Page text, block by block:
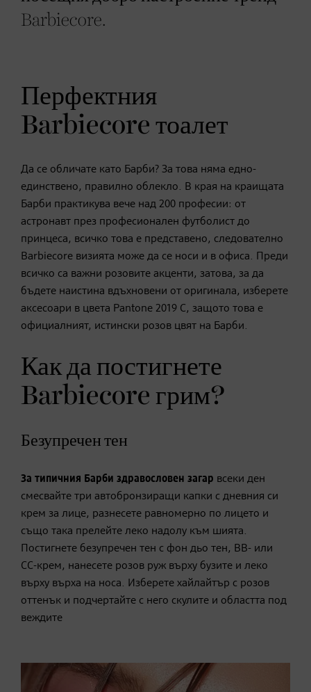
Barbiecore.
Перфектния
Barbiecore тоалет
Да се обличате като Барби? За това няма едно-
единствено, правилно облекло. В края на краищата
Барби практикува вече над 200 професии: от
астронавт през професионален футболист до
принцеса, всичко това е представено, следователно
Barbiecore визията може да се носи и в офиса. Преди
всичко са важни розовите акценти, затова, за да
бъдете наистина вдъхновени от оригинала, изберете
аксесоари в цвета Pantone 2019 C, защото това е
официалният, истински розов цвят на Барби.
Как да постигнете
Barbiecore грим?
Безупречен тен
За типичния Барби здравословен загар всеки ден
смесвайте три автобронзиращи капки с дневния си
крем за лице, разнесете равномерно по лицето и
също така прелейте леко надолу към шията.
Постигнете безупречен тен с фон дьо тен, BB- или
CC-крем, нанесете розов руж върху бузите и леко
върху върха на носа. Изберете хайлайтър с розов
оттенък и подчертайте с него скулите и областта под
веждите